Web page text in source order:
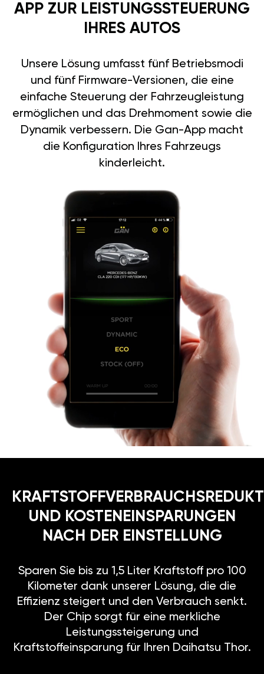
APP ZUR LEISTUNGSSTEUERUNG
IHRES AUTOS
Unsere Lösung umfasst fünf Betriebsmodi
und fünf Firmware-Versionen, die eine
einfache Steuerung der Fahrzeugleistung
ermöglichen und das Drehmoment sowie die
Dynamik verbessern. Die Gan-App macht
die Konfiguration Ihres Fahrzeugs
kinderleicht.
UND KOSTENEINSPARUNGEN
NACH DER EINSTELLUNG
Sparen Sie bis zu 1,5 Liter Kraftstoff pro 100
Kilometer dank unserer Lösung, die die
Effizienz steigert und den Verbrauch senkt.
Der Chip sorgt für eine merkliche
Leistungssteigerung und
Kraftstoffeinsparung für Ihren Daihatsu Thor.